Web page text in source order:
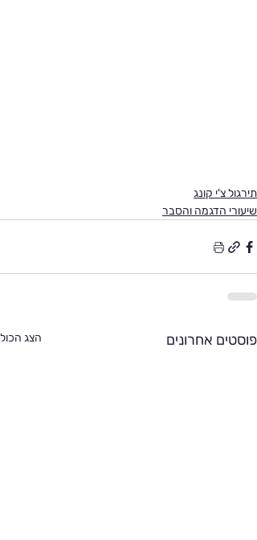
תירגול צ'י קונג
שיעורי הדגמה והסבר
פוסטים אחרונים הצג הכול